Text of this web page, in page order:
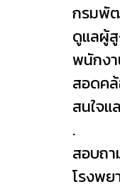
กรมพั
ดูแลผู้สู
พนักงา
สอดค
สนใจแ
.
สอบถ
โรงพย